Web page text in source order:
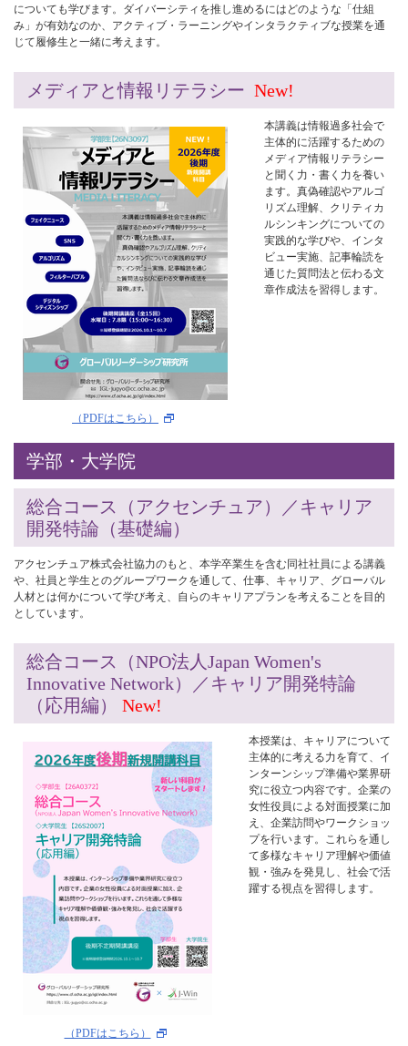
についても学びます。ダイバーシティを推し進めるにはどのような「仕組
み」が有効なのか、アクティブ・ラーニングやインタラクティブな授業を通
じて履修生と一緒に考えます。
メディアと情報リテラシーNew!
（PDFはこちら）
本講義は情報過多社会で
主体的に活躍するための
メディア情報リテラシー
と聞く力・書く力を養い
ます。真偽確認やアルゴ
リズム理解、クリティカ
ルシンキングについての
実践的な学びや、インタ
ビュー実施、記事輪読を
通じた質問法と伝わる文
章作成法を習得します。
学部・大学院
総合コース（アクセンチュア）／キャリア
開発特論（基礎編）
アクセンチュア株式会社協力のもと、本学卒業生を含む同社社員による講義
や、社員と学生とのグループワークを通して、仕事、キャリア、グローバル
人材とは何かについて学び考え、自らのキャリアプランを考えることを目的
としています。
総合コース（NPO法人Japan Women's
Innovative Network）／キャリア開発特論
（応用編）New!
（PDFはこちら）
本授業は、キャリアについて
主体的に考える力を育て、イ
ンターンシップ準備や業界研
究に役立つ内容です。企業の
女性役員による対面授業に加
え、企業訪問やワークショッ
プを行います。これらを通し
て多様なキャリア理解や価値
観・強みを発見し、社会で活
躍する視点を習得します。